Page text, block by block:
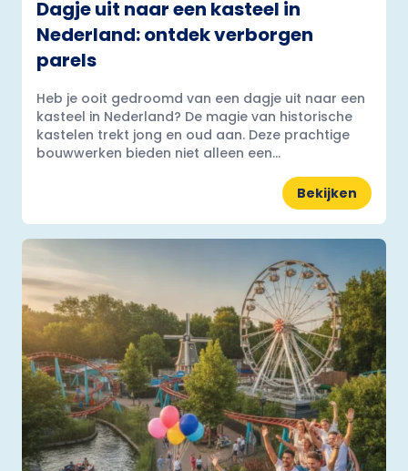
Dagje uit naar een kasteel in
Nederland: ontdek verborgen
parels
Heb je ooit gedroomd van een dagje uit naar een
kasteel in Nederland? De magie van historische
kastelen trekt jong en oud aan. Deze prachtige
bouwwerken bieden niet alleen een...
Bekijken